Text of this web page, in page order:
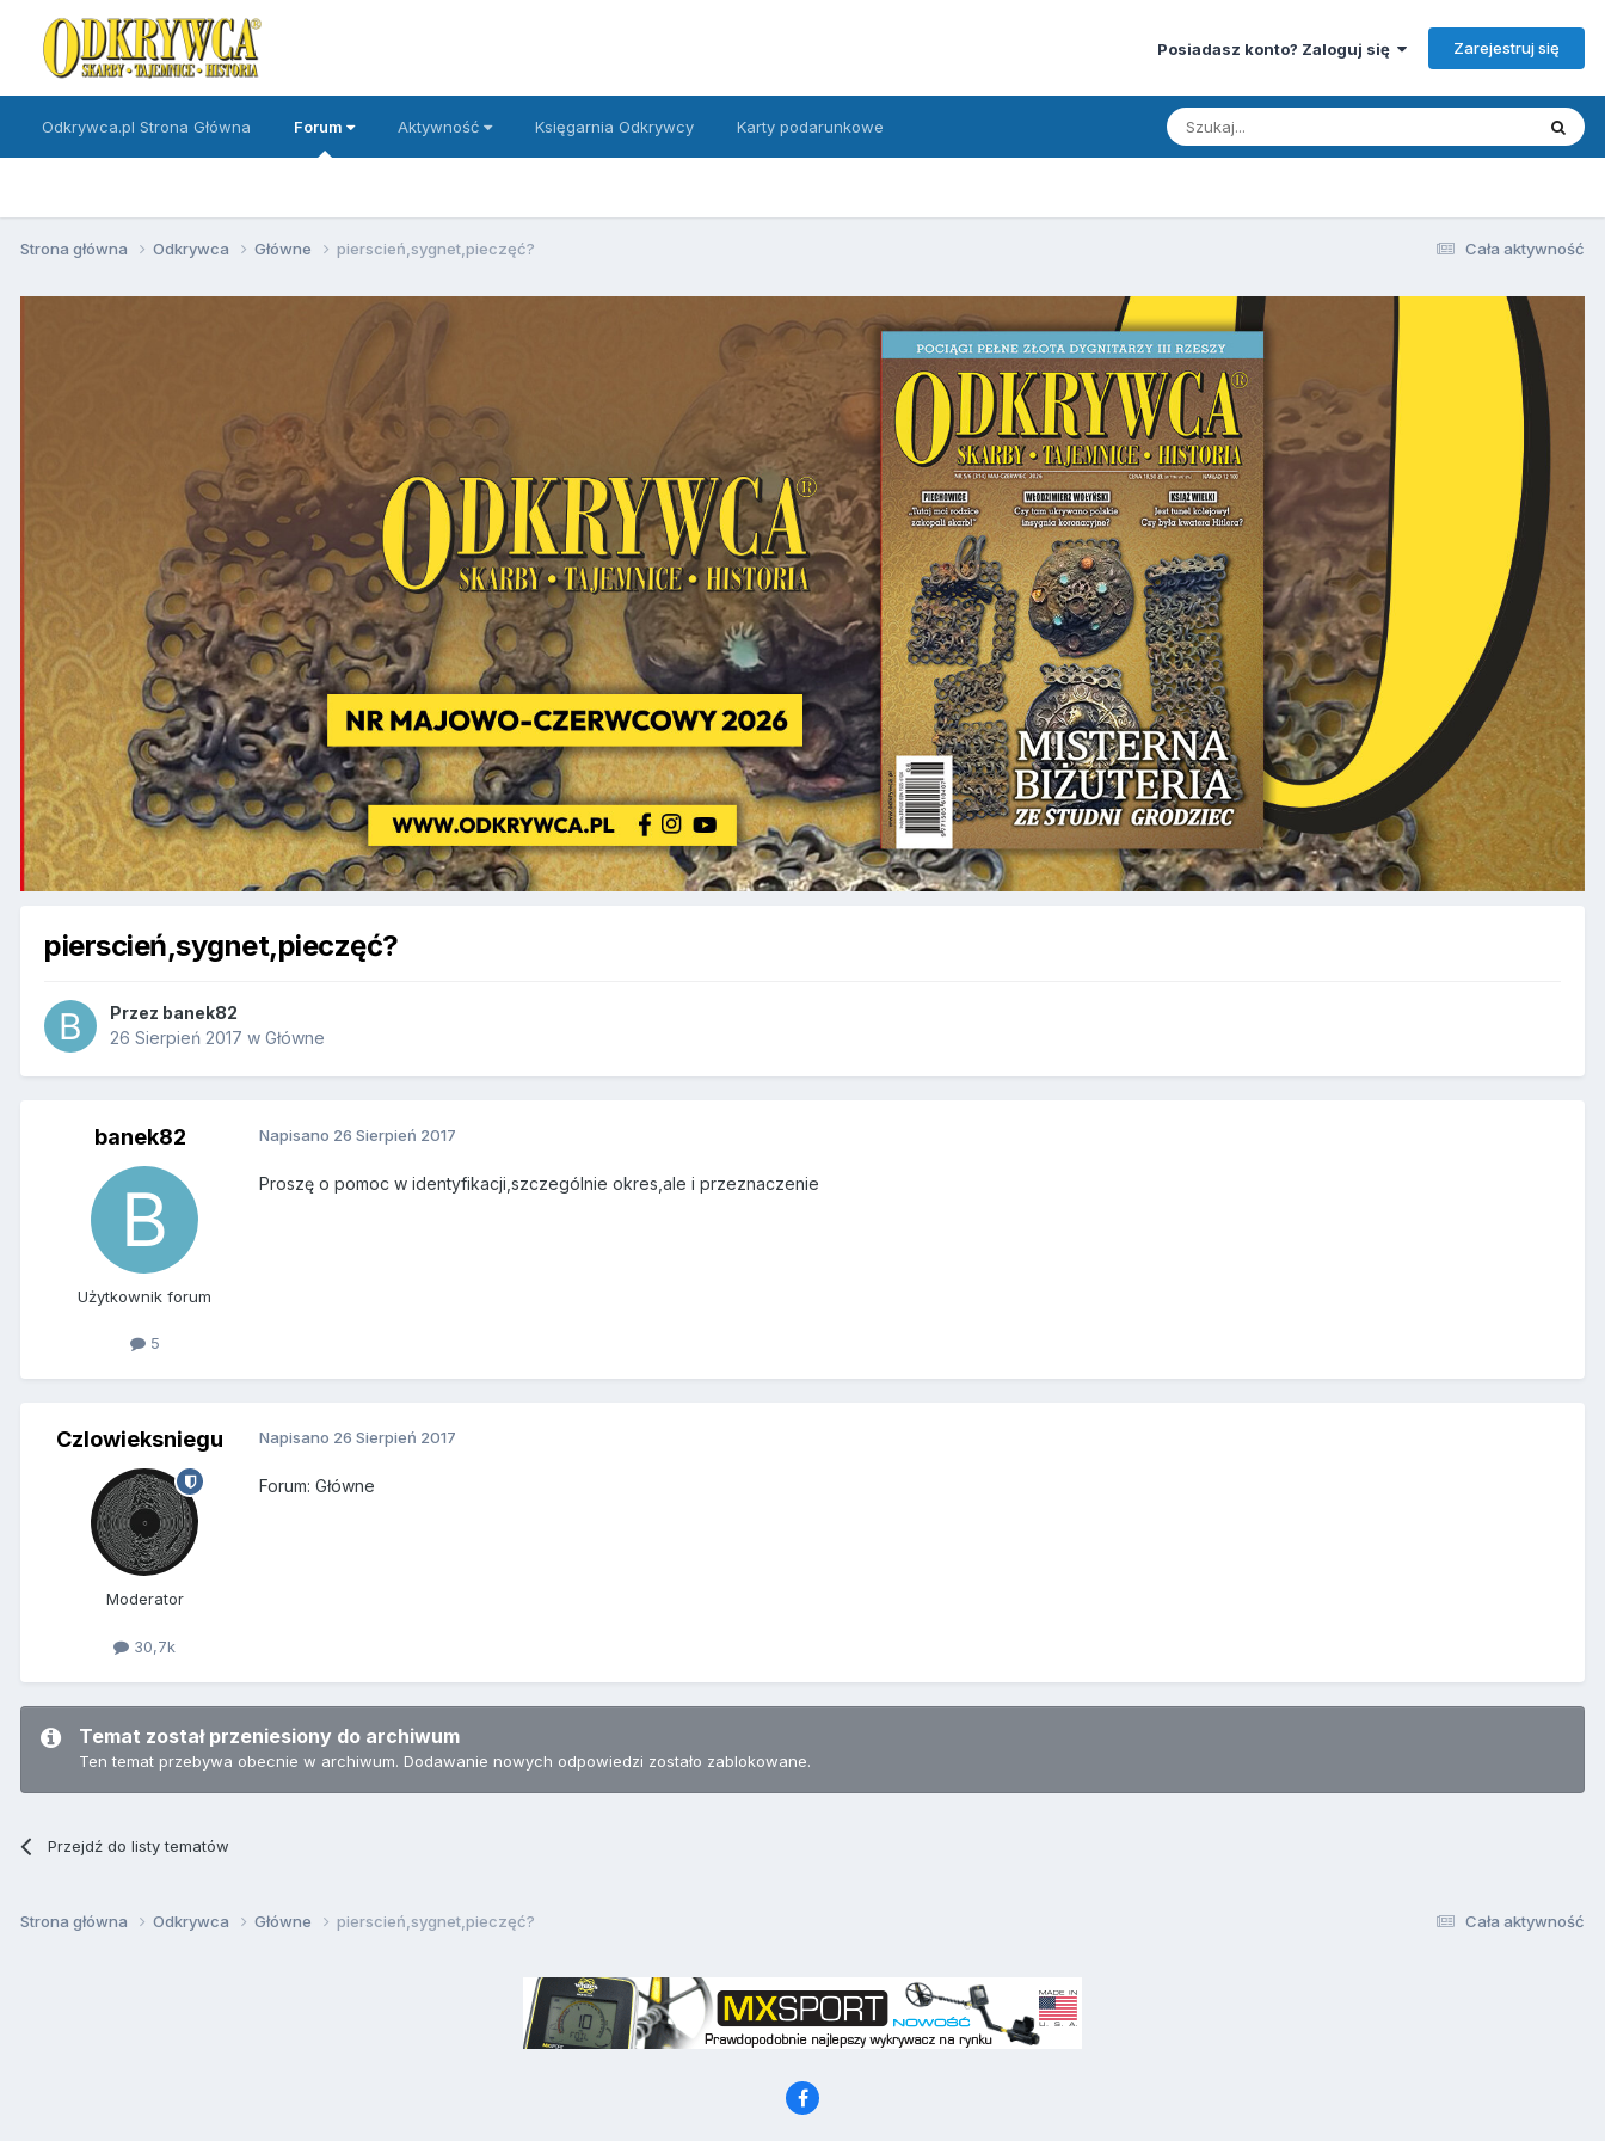
Posiadasz konto? Zaloguj się Zarejestruj się
Odkrywca.pl Strona Główna Forum Aktywność Księgarnia Odkrywcy Karty podarunkowe
Cała aktywność
Strona główna Odkrywca Główne pierscień,sygnet,pieczęć?
pierscień,sygnet,pieczęć?
Przez banek82
26 Sierpień 2017 w Główne
banek82
Użytkownik forum
5
Napisano 26 Sierpień 2017
Proszę o pomoc w identyfikacji,szczególnie okres,ale i przeznaczenie
Czlowieksniegu
Moderator
30,7k
Napisano 26 Sierpień 2017
Forum: Główne
Temat został przeniesiony do archiwum
Ten temat przebywa obecnie w archiwum. Dodawanie nowych odpowiedzi zostało zablokowane.
Przejdź do listy tematów
Cała aktywność
Strona główna Odkrywca Główne pierscień,sygnet,pieczęć?